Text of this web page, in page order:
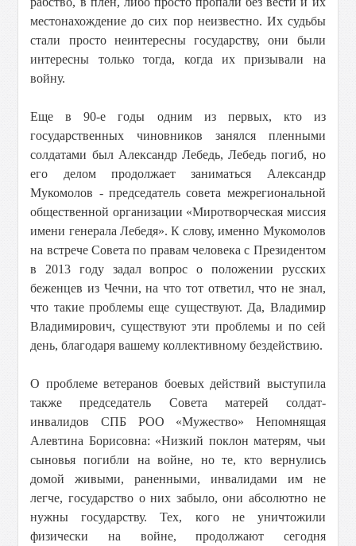
местонахождение до сих пор неизвестно. Их судьбы
стали просто неинтересны государству, они были
интересны только тогда, когда их призывали на
войну.
Еще в 90-е годы одним из первых, кто из
государственных чиновников занялся пленными
солдатами был Александр Лебедь, Лебедь погиб, но
его делом продолжает заниматься Александр
Мукомолов - председатель совета межрегиональной
общественной организации «Миротворческая миссия
имени генерала Лебедя». К слову, именно Мукомолов
на встрече Совета по правам человека с Президентом
в 2013 году задал вопрос о положении русских
беженцев из Чечни, на что тот ответил, что не знал,
что такие проблемы еще существуют. Да, Владимир
Владимирович, существуют эти проблемы и по сей
день, благодаря вашему коллективному бездействию.
О проблеме ветеранов боевых действий выступила
также председатель Совета матерей солдат-
инвалидов СПБ РОО «Мужество» Непомнящая
Алевтина Борисовна: «Низкий поклон матерям, чьи
сыновья погибли на войне, но те, кто вернулись
домой живыми, раненными, инвалидами им не
легче, государство о них забыло, они абсолютно не
нужны государству. Тех, кого не уничтожили
физически на войне, продолжают сегодня